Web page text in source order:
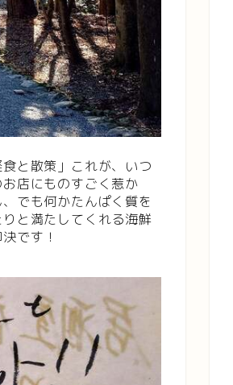
と散策」これが、いつ
店にものすごく惹か
でも何かたんぱく質を
と満たしてくれる海鮮
です！